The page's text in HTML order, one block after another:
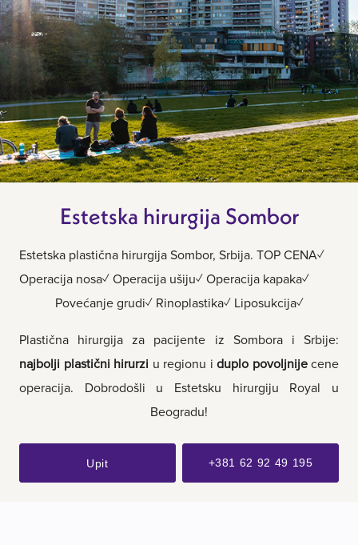
Estetska hirurgija Sombor
Estetska plastična hirurgija Sombor, Srbija. TOP CENA✓
Operacija nosa✓ Operacija ušiju✓ Operacija kapaka✓
Povećanje grudi✓ Rinoplastika✓ Liposukcija✓
Plastična hirurgija za pacijente iz Sombora i Srbije:
najbolji plastični hirurzi u regionu i duplo povoljnije cene
operacija. Dobrodošli u Estetsku hirurgiju Royal u
Beogradu!
Upit +381 62 92 49 195